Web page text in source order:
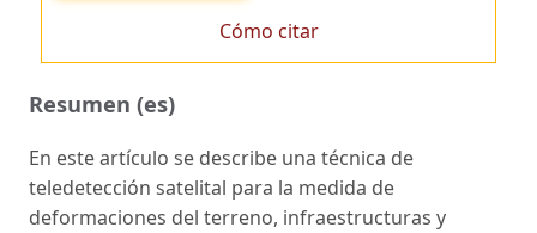
Cómo citar
Resumen (es)
En este artículo se describe una técnica de
teledetección satelital para la medida de
deformaciones del terreno, infraestructuras y